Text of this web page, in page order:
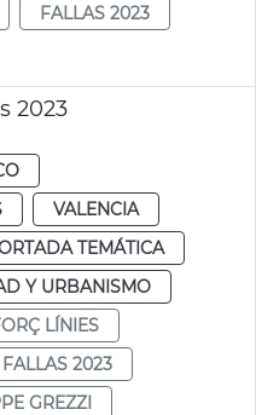
FALLAS 2023
2023
VALENCIA
TEMÁTICA
Y URBANISMO
LÍNIES
FALLAS 2023
GREZZI